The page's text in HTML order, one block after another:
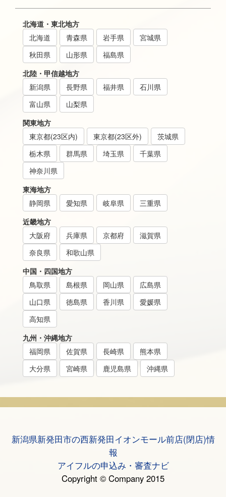
北海道・東北地方
北海道
青森県 岩手県
宮城県
秋田県
山形県
福島県
北陸・甲信越地方
新潟県
長野県 福井県
石川県
富山県
山梨県
関東地方
東京都(23区内)
東京都(23区外)
茨城県
栃木県
群馬県 埼玉県
千葉県
神奈川県
東海地方
静岡県
愛知県 岐阜県
三重県
近畿地方
大阪府
兵庫県 京都府
滋賀県
奈良県
和歌山県
中国・四国地方
鳥取県
島根県 岡山県
広島県
山口県
徳島県 香川県
愛媛県
高知県
九州・沖縄地方
福岡県
佐賀県 長崎県
熊本県
大分県
宮崎県 鹿児島県 沖縄県
新潟県新発田市の西新発田イオンモール前店(閉店)情
報
アイフルの申込み・審査ナビ
Copyright © Company 2015